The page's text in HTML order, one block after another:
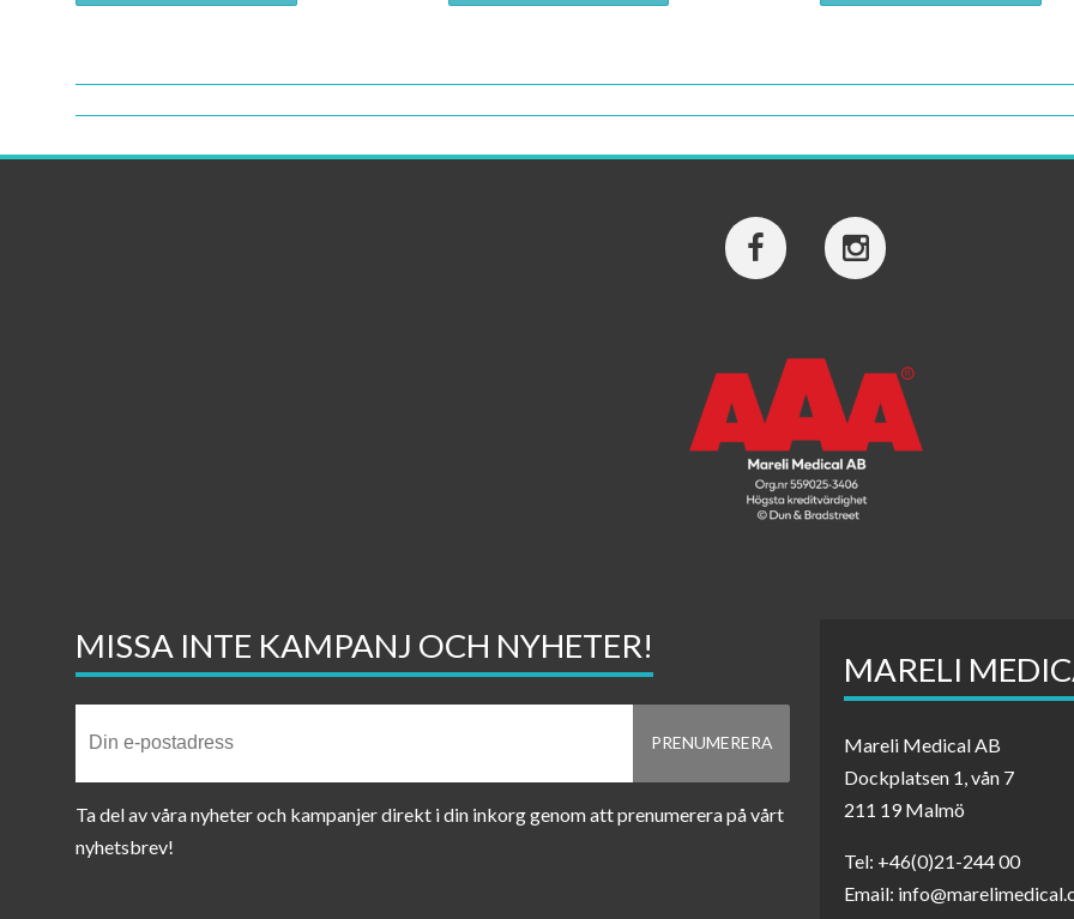
MISSA INTE KAMPANJ OCH NYHETER!
Ta del av våra nyheter och kampanjer direkt i din inkorg genom att prenumerera på vårt
nyhetsbrev!
MARELI
Mareli Medical AB
Dockplatsen 1, vån 7
211 19 Malmö
Tel: +46(0)21-244 00
Email: